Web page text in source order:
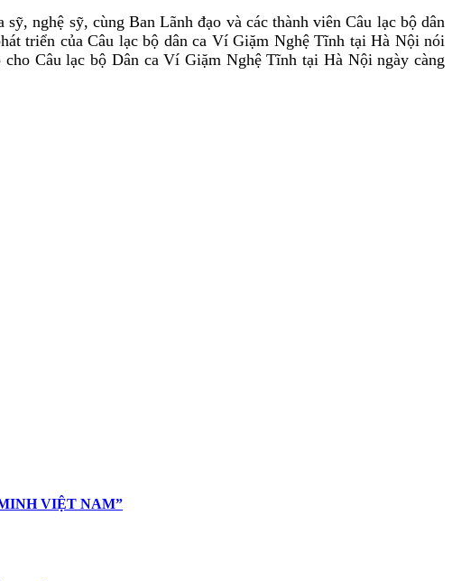
nghệ sỹ, cùng Ban Lãnh đạo và các thành viên Câu lạc bộ dân
triển của Câu lạc bộ dân ca Ví Giặm Nghệ Tĩnh tại Hà Nội nói
Câu lạc bộ Dân ca Ví Giặm Nghệ Tĩnh tại Hà Nội ngày càng
VIỆT NAM”